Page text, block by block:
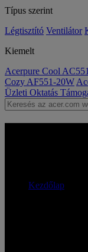
Típus szerint
Légtisztító Ventilátor
Kiemelt
Acerpure Cool
Cozy AF551-20W
Üzleti Oktatás
Kezdőlap